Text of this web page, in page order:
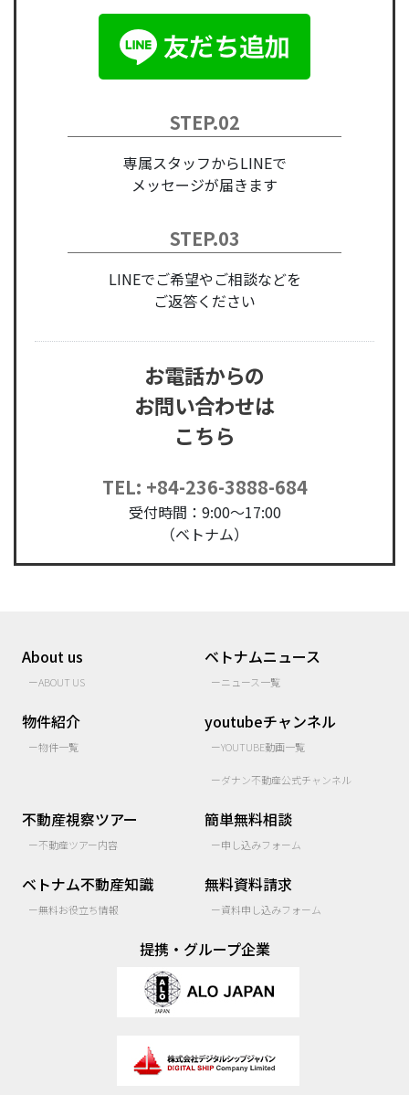
STEP.02
専属スタッフからLINEで
メッセージが届きます
STEP.03
LINEでご希望やご相談などを
ご返答ください
お電話からの
お問い合わせは
こちら
TEL: +84-236-3888-684
受付時間：9:00～17:00
（ベトナム）
About us
ーABOUT US
物件紹介
ー物件一覧
ベトナムニュース
ーニュース一覧
youtubeチャンネル
ーYOUTUBE動画一覧
ーダナン不動産公式チャンネル
不動産視察ツアー
ー不動産ツアー内容
ベトナム不動産知識
ー無料お役立ち情報
簡単無料相談
ー申し込みフォーム
無料資料請求
ー資料申し込みフォーム
提携・グループ企業